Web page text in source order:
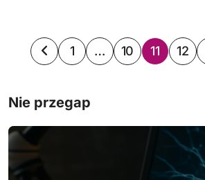
S
r
o
n
1 … 10 11 12
Nie przegap